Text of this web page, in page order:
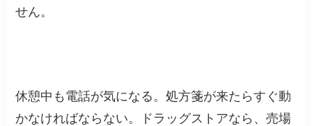
せん。
休憩中も電話が気になる。処方箋が来たらすぐ動
かなければならない。ドラッグストアなら、売場